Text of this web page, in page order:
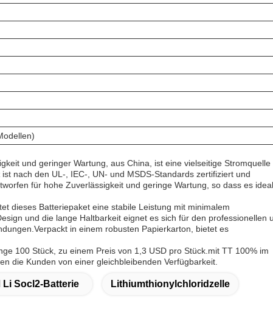
und geringer Wartung, aus China, ist eine vielseitige Stromquelle
nach den UL-, IEC-, UN- und MSDS-Standards zertifiziert und
für hohe Zuverlässigkeit und geringe Wartung, so dass es ideal
dieses Batteriepaket eine stabile Leistung mit minimalem
und die lange Haltbarkeit eignet es sich für den professionellen
in einem robusten Papierkarton, bietet es
100 Stück, zu einem Preis von 1,3 USD pro Stück.mit TT 100% im
die Kunden von einer gleichbleibenden Verfügbarkeit.
Socl2-Batterie Lithiumthionylchloridzelle